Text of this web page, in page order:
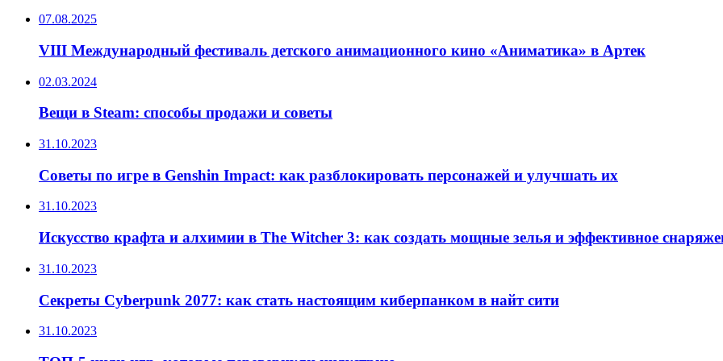
07.08.2025
VIII Международный фестиваль детского анимационного кино «Аниматика» в Артек
02.03.2024
Вещи в Steam: способы продажи и советы
31.10.2023
Советы по игре в Genshin Impact: как разблокировать персонажей и улучшать их
31.10.2023
Искусство крафта и алхимии в The Witcher 3: как создать мощные зелья и эффективное
31.10.2023
Секреты Cyberpunk 2077: как стать настоящим киберпанком в найт сити
31.10.2023